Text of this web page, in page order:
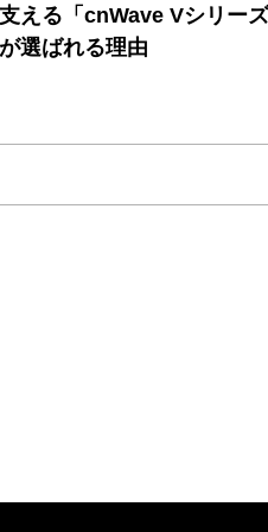
支える「cnWave Vシリー
が選ばれる理由